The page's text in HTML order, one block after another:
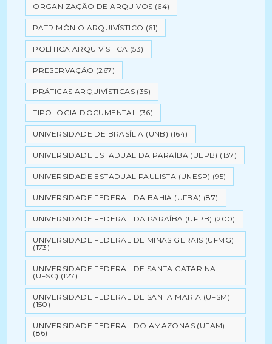
ORGANIZAÇÃO DE ARQUIVOS (64)
PATRIMÔNIO ARQUIVÍSTICO (61)
POLÍTICA ARQUIVÍSTICA (53)
PRESERVAÇÃO (267)
PRÁTICAS ARQUIVÍSTICAS (35)
TIPOLOGIA DOCUMENTAL (36)
UNIVERSIDADE DE BRASÍLIA (UNB) (164)
UNIVERSIDADE ESTADUAL DA PARAÍBA (UEPB) (137)
UNIVERSIDADE ESTADUAL PAULISTA (UNESP) (95)
UNIVERSIDADE FEDERAL DA BAHIA (UFBA) (87)
UNIVERSIDADE FEDERAL DA PARAÍBA (UFPB) (200)
UNIVERSIDADE FEDERAL DE MINAS GERAIS (UFMG)
(173)
UNIVERSIDADE FEDERAL DE SANTA CATARINA
(UFSC) (127)
UNIVERSIDADE FEDERAL DE SANTA MARIA (UFSM)
(150)
UNIVERSIDADE FEDERAL DO AMAZONAS (UFAM)
(86)